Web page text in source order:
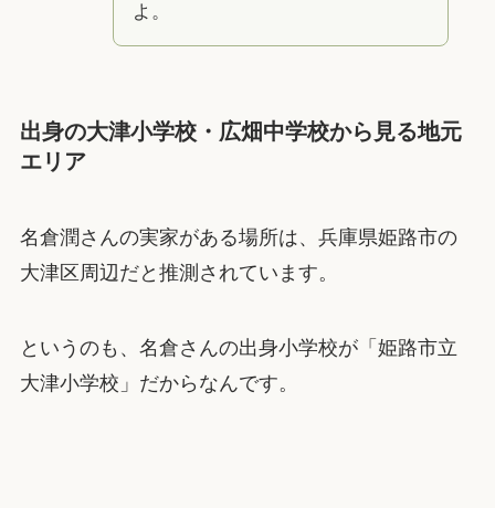
よ。
出身の大津小学校・広畑中学校から見る地元
エリア
名倉潤さんの実家がある場所は、兵庫県姫路市の
大津区周辺だと推測されています。
というのも、名倉さんの出身小学校が「姫路市立
大津小学校」だからなんです。